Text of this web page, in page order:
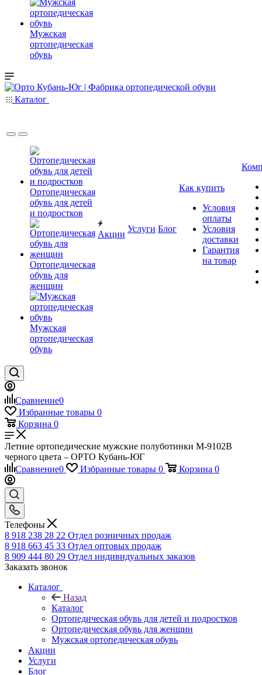
Мужская
ортопедическая
обувь
Каталог
Ортопедическая
обувь для детей
и подростков
Ортопедическая
обувь для
женщин
Мужская
ортопедическая
обувь
Акции
Услуги Блог
Как купить
Условия
оплаты
Условия
доставки
Гарантия
на товар
Сравнение0
Избранные товары 0
Корзина 0
Летние ортопедические мужские полуботинки М-9102В
черного цвета – ОРТО Кубань-ЮГ
Сравнение0 Избранные товары 0 Корзина 0
Телефоны
8 918 238 28 22 Отдел розничных продаж
8 918 663 45 33 Отдел оптовых продаж
8 909 444 80 29 Отдел индивидуальных заказов
Заказать звонок
Каталог
Назад
Каталог
Ортопедическая обувь для детей и подростков
Ортопедическая обувь для женщин
Мужская ортопедическая обувь
Акции
Услуги
Блог